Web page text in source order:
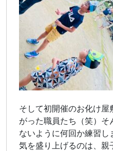
そして初開催のお化け
がった職員たち（笑）そ
ないように何回か練習し
気を盛り上げるのは、親